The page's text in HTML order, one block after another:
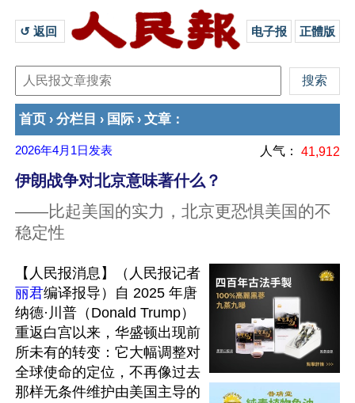
↺ 返回 电子报 正體版
首页 › 分栏目 › 国际 › 文章 ：
2026年4月1日 发表 人气： 41,912
伊朗战争对北京意味著什么？
——比起美国的实力，北京更恐惧美国的不
稳定性
【人民报消息】（人民报记者
丽君编译报导）自 2025 年唐
纳德·川普（Donald Trump）
重返白宫以来，华盛顿出现前
所未有的转变：它大幅调整对
全球使命的定位，不再像过去
那样无条件维护由美国主导的